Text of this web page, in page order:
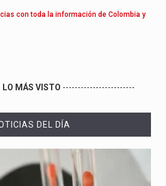
con toda la información de Colombia y
LO MÁS VISTO ------------------------
DEL DÍA